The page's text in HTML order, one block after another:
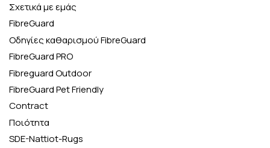
Σχετικά με εμάς
FibreGuard
Οδηγίες καθαρισμού FibreGuard
FibreGuard PRO
Fibreguard Outdoor
FibreGuard Pet Friendly
Contract
Ποιότητα
SDE-Nattiot-Rugs